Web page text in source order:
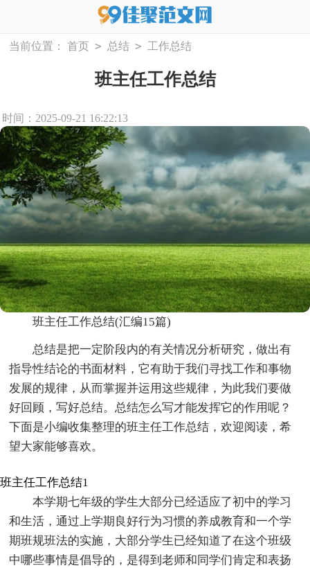
当前位置： 首页 > 总结 > 工作总结
班主任工作总结
时间：2025-09-21 16:22:13
班主任工作总结(汇编15篇)
总结是把一定阶段内的有关情况分析研究，做出有
指导性结论的书面材料，它有助于我们寻找工作和事物
发展的规律，从而掌握并运用这些规律，为此我们要做
好回顾，写好总结。总结怎么写才能发挥它的作用呢？
下面是小编收集整理的班主任工作总结，欢迎阅读，希
望大家能够喜欢。
班主任工作总结1
本学期七年级的学生大部分已经适应了初中的学习
和生活，通过上学期良好行为习惯的养成教育和一个学
期班规班法的实施，大部分学生已经知道了在这个班级
中哪些事情是倡导的，是得到老师和同学们肯定和表扬